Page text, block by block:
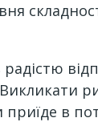
в